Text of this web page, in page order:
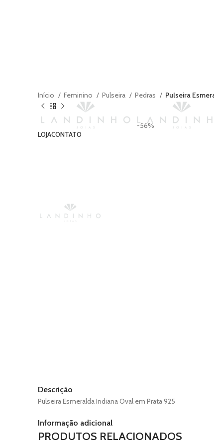
LOJACONTATO
Início Feminino Pulseira Pedras Pulseira
-56%
Descrição
Pulseira Esmeralda Indiana Oval em Prata 925
Informação adicional
PRODUTOS RELACIONADOS